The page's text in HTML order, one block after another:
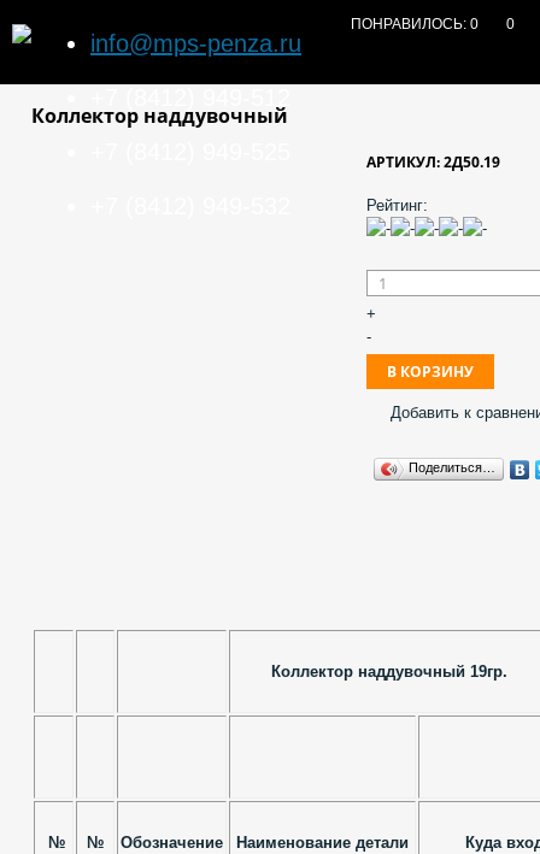
info@mps-penza.ru
ПОНРАВИЛОСЬ: 0 0
Коллектор наддувочный
АРТИКУЛ: 2Д50.19
Рейтинг:
+
-
Добавить к
Поделиться…
Коллектор наддувочный 19гр.
№ № Обозначение Наименование детали Куда